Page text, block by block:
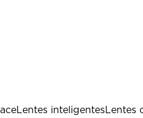
Lentes inteligentes Lentes